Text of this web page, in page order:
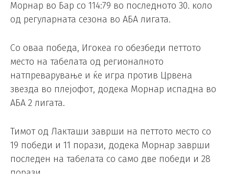
Морнар во Бар со 114:79 во последното 30. коло
од регуларната сезона во АБА лигата.
Со оваа победа, Игокеа го обезбеди петтото
место на табелата од регионалното
натпреварување и ќе игра против Црвена
звезда во плејофот, додека Морнар испадна во
АБА 2 лигата.
Тимот од Лакташи заврши на петтото место со
19 победи и 11 порази, додека Морнар заврши
последен на табелата со само две победи и 28
порази.